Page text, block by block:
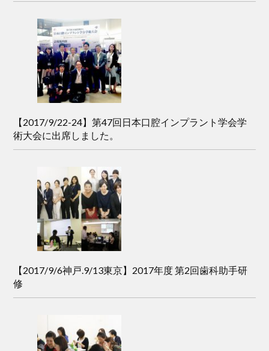
【2017/9/22-24】第47回日本口腔インプラント学会学
術大会に出席しました。
【2017/9/6神戸.9/13東京】2017年度 第2回歯科助手研
修